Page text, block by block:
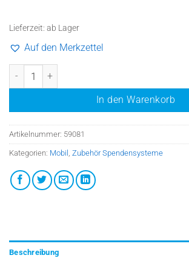
Lieferzeit: ab Lager
Auf den Merkzettel
just-collect Transporttasche Menge
In den Warenkorb
Artikelnummer: 59081
Kategorien: Mobil , Zubehör Spendensysteme
Beschreibung